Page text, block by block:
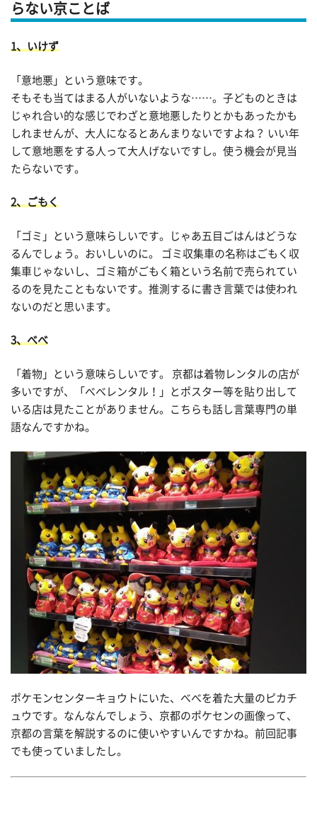
らない京ことば
1、いけず
「意地悪」という意味です。
そもそも当てはまる人がいないような……。子どものときは
じゃれ合い的な感じでわざと意地悪したりとかもあったかも
しれませんが、大人になるとあんまりないですよね？ いい年
して意地悪をする人って大人げないですし。使う機会が見当
たらないです。
2、ごもく
「ゴミ」という意味らしいです。じゃあ五目ごはんはどうな
るんでしょう。おいしいのに。 ゴミ収集車の名称はごもく収
集車じゃないし、ゴミ箱がごもく箱という名前で売られてい
るのを見たこともないです。推測するに書き言葉では使われ
ないのだと思います。
3、べべ
「着物」という意味らしいです。 京都は着物レンタルの店が
多いですが、「べべレンタル！」とポスター等を貼り出して
いる店は見たことがありません。こちらも話し言葉専門の単
語なんですかね。
ポケモンセンターキョウトにいた、べべを着た大量のピカチ
ュウです。なんなんでしょう、京都のポケセンの画像って、
京都の言葉を解説するのに使いやすいんですかね。前回記事
でも使っていましたし。